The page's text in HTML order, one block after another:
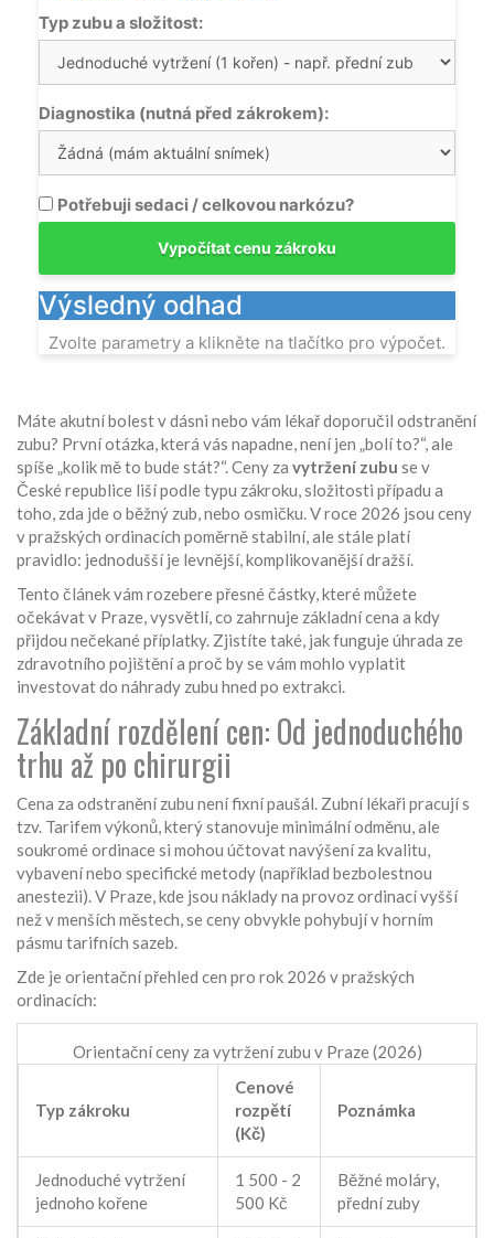
Typ zubu a složitost:
Diagnostika (nutná před zákrokem):
Potřebuji sedaci / celkovou narkózu?
Vypočítat cenu zákroku
Výsledný odhad
Zvolte parametry a klikněte na tlačítko pro výpočet.
Máte akutní bolest v dásni nebo vám lékař doporučil odstranění
zubu? První otázka, která vás napadne, není jen „bolí to?“, ale
spíše „kolik mě to bude stát?“. Ceny za vytržení zubu se v
České republice liší podle typu zákroku, složitosti případu a
toho, zda jde o běžný zub, nebo osmičku. V roce 2026 jsou ceny
v pražských ordinacích poměrně stabilní, ale stále platí
pravidlo: jednodušší je levnější, komplikovanější dražší.
Tento článek vám rozebere přesné částky, které můžete
očekávat v Praze, vysvětlí, co zahrnuje základní cena a kdy
přijdou nečekané příplatky. Zjistíte také, jak funguje úhrada ze
zdravotního pojištění a proč by se vám mohlo vyplatit
investovat do náhrady zubu hned po extrakci.
Základní rozdělení cen: Od jednoduchého
trhu až po chirurgii
Cena za odstranění zubu není fixní paušál. Zubní lékaři pracují s
tzv. Tarifem výkonů, který stanovuje minimální odměnu, ale
soukromé ordinace si mohou účtovat navýšení za kvalitu,
vybavení nebo specifické metody (například bezbolestnou
anestezii). V Praze, kde jsou náklady na provoz ordinací vyšší
než v menších městech, se ceny obvykle pohybují v horním
pásmu tarifních sazeb.
Zde je orientační přehled cen pro rok 2026 v pražských
ordinacích:
Orientační ceny za vytržení zubu v Praze (2026)
Typ zákroku
Cenové
rozpětí
(Kč)
Poznámka
Jednoduché vytržení
jednoho kořene
1 500 - 2
500 Kč
Běžné moláry,
přední zuby